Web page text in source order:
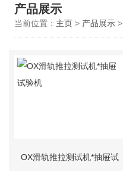
产品展示
当前位置： 主页> 产品展示>
OX滑轨推拉测试机*抽屉试